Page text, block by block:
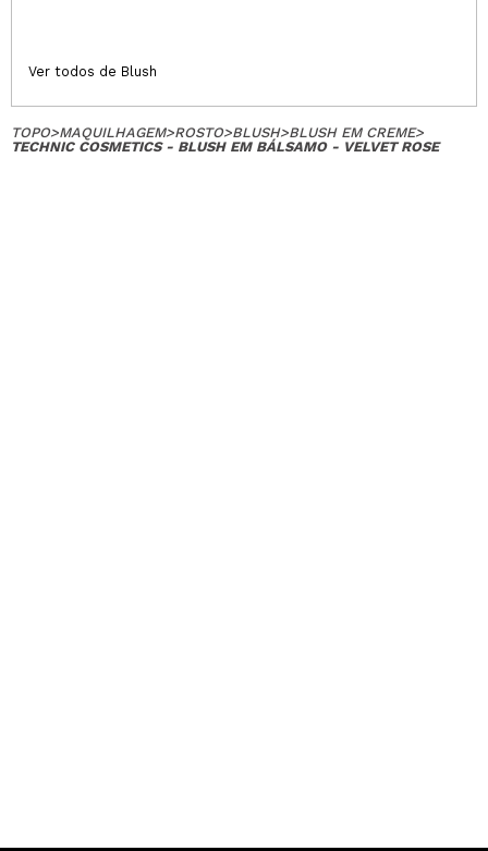
Ver todos de Blush
TOPO>MAQUILHAGEM>ROSTO>BLUSH>BLUSH EM CREME>
TECHNIC COSMETICS - BLUSH EM BÁLSAMO - VELVET ROSE